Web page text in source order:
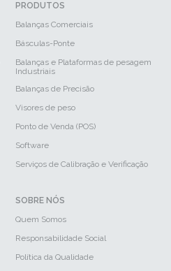
PRODUTOS
Balanças Comerciais
Básculas-Ponte
Balanças e Plataformas de pesagem
Industriais
Balanças de Precisão
Visores de peso
Ponto de Venda (POS)
Software
Serviços de Calibração e Verificação
SOBRE NÓS
Quem Somos
Responsabilidade Social
Política da Qualidade